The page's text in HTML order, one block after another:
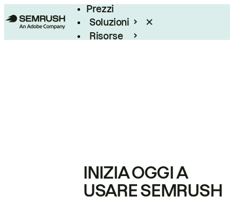
Prezzi
Soluzioni
Risorse
INIZIA OGGI A
USARE SEMRUSH